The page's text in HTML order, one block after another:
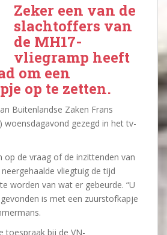
Zeker een van de
slachtoffers van
de MH17-
vliegramp heeft
om een
op te zetten.
Buitenlandse Zaken Frans
woensdagavond gezegd in het tv-
op de vraag of de inzittenden van
vliegtuig de tijd
worden van wat er gebeurde. “U
is met een zuurstofkapje
toespraak bij de VN-